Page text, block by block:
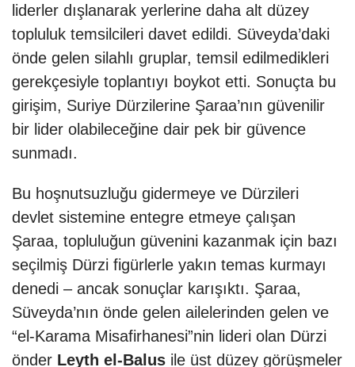
liderler dışlanarak yerlerine daha alt düzey
topluluk temsilcileri davet edildi. Süveyda’daki
önde gelen silahlı gruplar, temsil edilmedikleri
gerekçesiyle toplantıyı boykot etti. Sonuçta bu
girişim, Suriye Dürzilerine Şaraa’nın güvenilir
bir lider olabileceğine dair pek bir güvence
sunmadı.
Bu hoşnutsuzluğu gidermeye ve Dürzileri
devlet sistemine entegre etmeye çalışan
Şaraa, topluluğun güvenini kazanmak için bazı
seçilmiş Dürzi figürlerle yakın temas kurmayı
denedi – ancak sonuçlar karışıktı. Şaraa,
Süveyda’nın önde gelen ailelerinden gelen ve
“el-Karama Misafirhanesi”nin lideri olan Dürzi
önder Leyth el-Balus ile üst düzey görüşmeler